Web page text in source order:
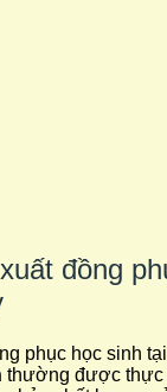
đồng
phục học sinh
thường được thực